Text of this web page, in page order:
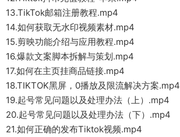
13.TikTok邮箱注册教程.mp4
14.如何获取无水印视频素材.mp4
15.剪映功能介绍与应用教程.mp4
16.爆款文案脚本拆解与策划.mp4
17.如何在主页挂商品链接.mp4
18.TIKTOK黑屏，0播放及限流解决方案.mp4
19.起号常见问题以及处理办法（上）.mp4
20.起号常见问题以及处理办法（下）.mp4
21.如何正确的发布Tiktok视频.mp4